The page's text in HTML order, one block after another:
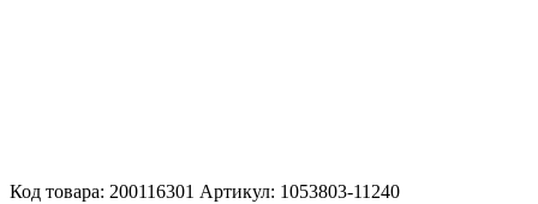
Код товара: 200116301 Артикул: 1053803-11240